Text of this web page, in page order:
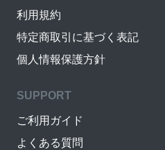
利用規約
特定商取引に基づく表記
個人情報保護方針
SUPPORT
ご利用ガイド
よくある質問